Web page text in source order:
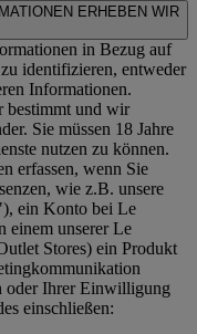
ERHEBEN WIR
in Bezug auf
identifizieren, entweder
Informationen.
bestimmt und wir
Sie müssen 18 Jahre
nutzen zu können.
erfassen, wenn Sie
wie z.B. unsere
ein Konto bei Le
einem unserer Le
Stores) ein Produkt
oder Ihrer Einwilligung
einschließen: